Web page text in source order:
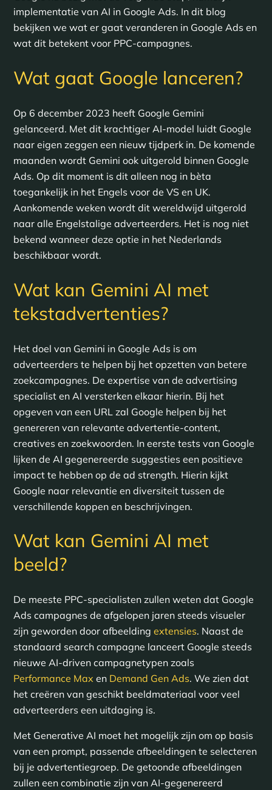
implementatie van AI in Google Ads. In dit blog
bekijken we wat er gaat veranderen in Google Ads en
wat dit betekent voor PPC-campagnes.
Wat gaat Google lanceren?
Op 6 december 2023 heeft Google Gemini
gelanceerd. Met dit krachtiger AI-model luidt Google
naar eigen zeggen een nieuw tijdperk in. De komende
maanden wordt Gemini ook uitgerold binnen Google
Ads. Op dit moment is dit alleen nog in bèta
toegankelijk in het Engels voor de VS en UK.
Aankomende weken wordt dit wereldwijd uitgerold
naar alle Engelstalige adverteerders. Het is nog niet
bekend wanneer deze optie in het Nederlands
beschikbaar wordt.
Wat kan Gemini AI met
tekstadvertenties?
Het doel van Gemini in Google Ads is om
adverteerders te helpen bij het opzetten van betere
zoekcampagnes. De expertise van de advertising
specialist en AI versterken elkaar hierin. Bij het
opgeven van een URL zal Google helpen bij het
genereren van relevante advertentie-content,
creatives en zoekwoorden. In eerste tests van Google
lijken de AI gegenereerde suggesties een positieve
impact te hebben op de ad strength. Hierin kijkt
Google naar relevantie en diversiteit tussen de
verschillende koppen en beschrijvingen.
Wat kan Gemini AI met
beeld?
De meeste PPC-specialisten zullen weten dat Google
Ads campagnes de afgelopen jaren steeds visueler
zijn geworden door afbeelding extensies. Naast de
standaard search campagne lanceert Google steeds
nieuwe AI-driven campagnetypen zoals
Performance Max en Demand Gen Ads. We zien dat
het creëren van geschikt beeldmateriaal voor veel
adverteerders een uitdaging is.
Met Generative AI moet het mogelijk zijn om op basis
van een prompt, passende afbeeldingen te selecteren
bij je advertentiegroep. De getoonde afbeeldingen
zullen een combinatie zijn van AI-gegenereerd